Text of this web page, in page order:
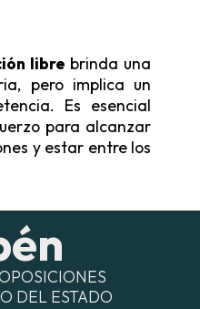
libre brinda una
pero implica un
Es esencial
para alcanzar
y estar entre los
DEL ESTADO